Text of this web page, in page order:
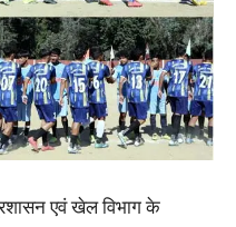
एवं खेल विभाग के